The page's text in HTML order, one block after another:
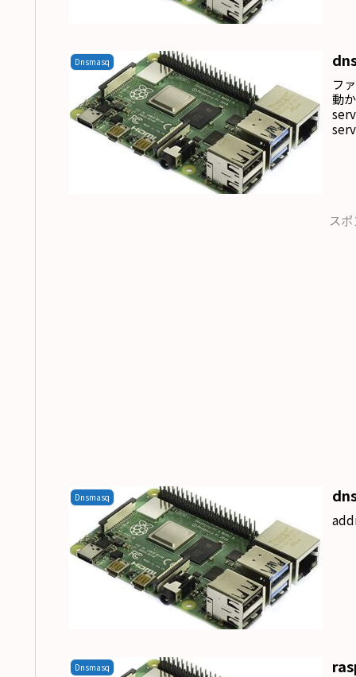
Dnsmasq
フ
動
ス
Dnsmasq
Dnsmasq